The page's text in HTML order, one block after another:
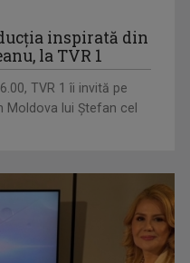
românești. Povestea
inspirată din
la TVR 1
TVR 1 îi invită pe
lui Ștefan cel